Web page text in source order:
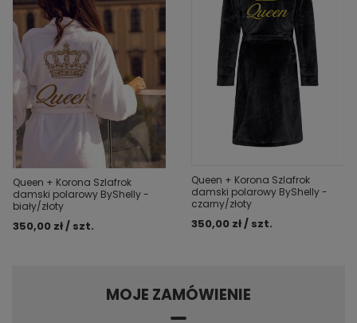
Queen + Korona Szlafrok
damski polarowy ByShelly -
biały/złoty
350,00 zł / szt.
Queen + Korona Szlafrok
damski polarowy ByShelly -
czarny/złoty
350,00 zł / szt.
MOJE ZAMÓWIENIE